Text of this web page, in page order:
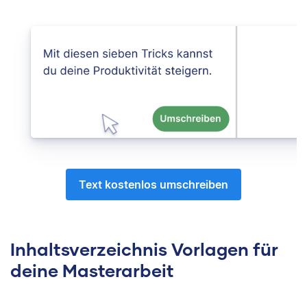
Text kostenlos umschreiben
Inhaltsverzeichnis Vorlagen für
deine Masterarbeit